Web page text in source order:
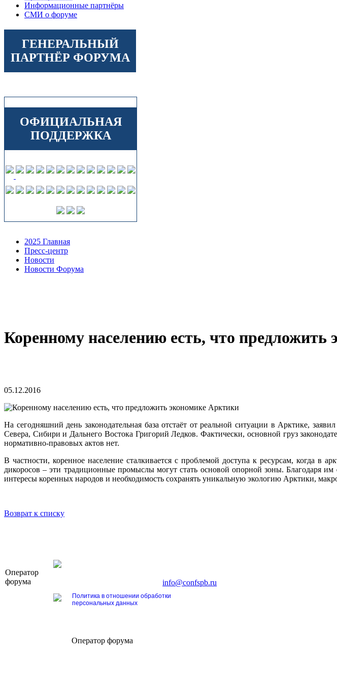
Информационные партнёры
СМИ о форуме
ГЕНЕРАЛЬНЫЙ
ПАРТНЁР ФОРУМА
ОФИЦИАЛЬНАЯ
ПОДДЕРЖКА
2025 Главная
Пресс-центр
Новости
Новости Форума
Коренному населению есть, что предложить
05.12.2016
На сегодняшний день законодательная база отстаёт от реальной ситуации в Арктике,
Севера, Сибири и Дальнего Востока Григорий Ледков. Фактически, основной груз
нормативно-правовых актов нет.
В частности, коренное население сталкивается с проблемой доступа к ресурсам, когда в
дикоросов – эти традиционные промыслы могут стать основой опорной зоны. Благодаря
интересы коренных народов и необходимость сохранять уникальную экологию Арктики,
Возврат к списку
Оператор
форума
Тел. +7 (812) 327-93-70, E-mail:info@confspb.ru
Политика в отношении обработки
персональных данных
Оператор форума